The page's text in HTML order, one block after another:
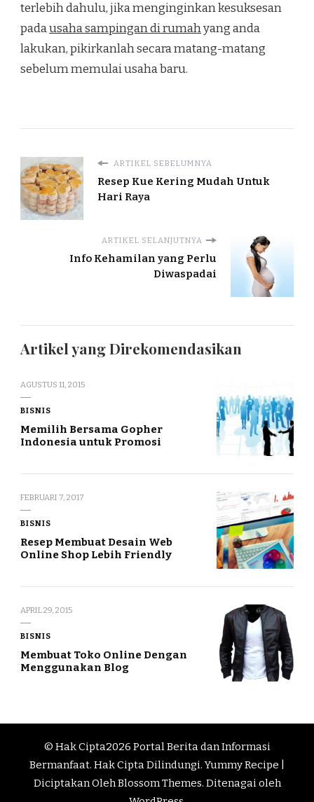
terlebih dahulu, jika menginginkan kesuksesan
padausaha sampingan di rumahyang anda
lakukan, pikirkanlah secara matang-matang
sebelum memulai usaha baru.
ARTIKEL SEBELUMNYA
Resep Kue Kering Mudah Untuk
Hari Raya
ARTIKEL SELANJUTNYA
Info Kehamilan yang Perlu
Diwaspadai
Artikel yang Direkomendasikan
AGUSTUS 11, 2015
BISNIS
Memilih Bersama Gopher
Indonesia untuk Promosi
FEBRUARI 7, 2017
BISNIS
Resep Membuat Desain Web
Online Shop Lebih Friendly
APRIL 29, 2015
BISNIS
Membuat Toko Online Dengan
Menggunakan Blog
© Hak Cipta2026 Portal Berita dan Informasi
Bermanfaat. Hak Cipta Dilindungi.Yummy Recipe |
Diciptakan OlehBlossom Themes. Ditenagai oleh